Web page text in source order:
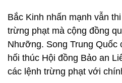
Bắc Kinh nhấn mạnh vẫn
trừng phạt mà cộng đồng
Nhưỡng. Song Trung Quốc
hối thúc Hội đồng Bảo an
các lệnh trừng phạt với